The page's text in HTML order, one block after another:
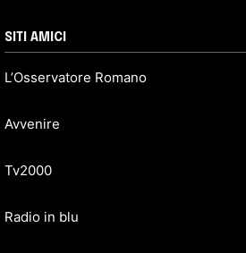
SITI AMICI
L’Osservatore Romano
Avvenire
Tv2000
Radio in blu